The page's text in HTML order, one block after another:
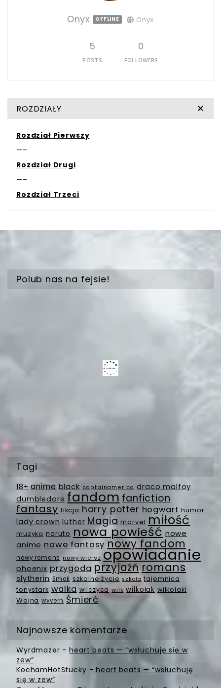
Onyx OFFLINE Onyx
5
POSTS
0
FOLLOWERS
ROZDZIAŁY
Rozdział Pierwszy
—–
Rozdział Drugi
—–
Rozdział Trzeci
Polub nas na fejsie!
Tagi
18+ anime black captainamerica draco malfoy
dumbledore fandom fanfiction
fantasy fikcja harry potter hogwart humor
lady crown luther Magia marvel miłość
muzyka naruto nowa powieść nowe
anime nowe fantasy nowy fandom
nowy romans nowy wiersz opowiadanie
phoenix przygoda przyjaźń romans
slytherin Smok szkolne życie szkoła tajemnica
tonystark walka wilczyca wilk wilkołak wilkołaki
Wojna wyvern Śmierć
Najnowsze komentarze
Wyrdmazer -heart beats — “wsłuchuję się w
zew”
KochamHotStucky -heart beats — “wsłuchuję
się w zew”